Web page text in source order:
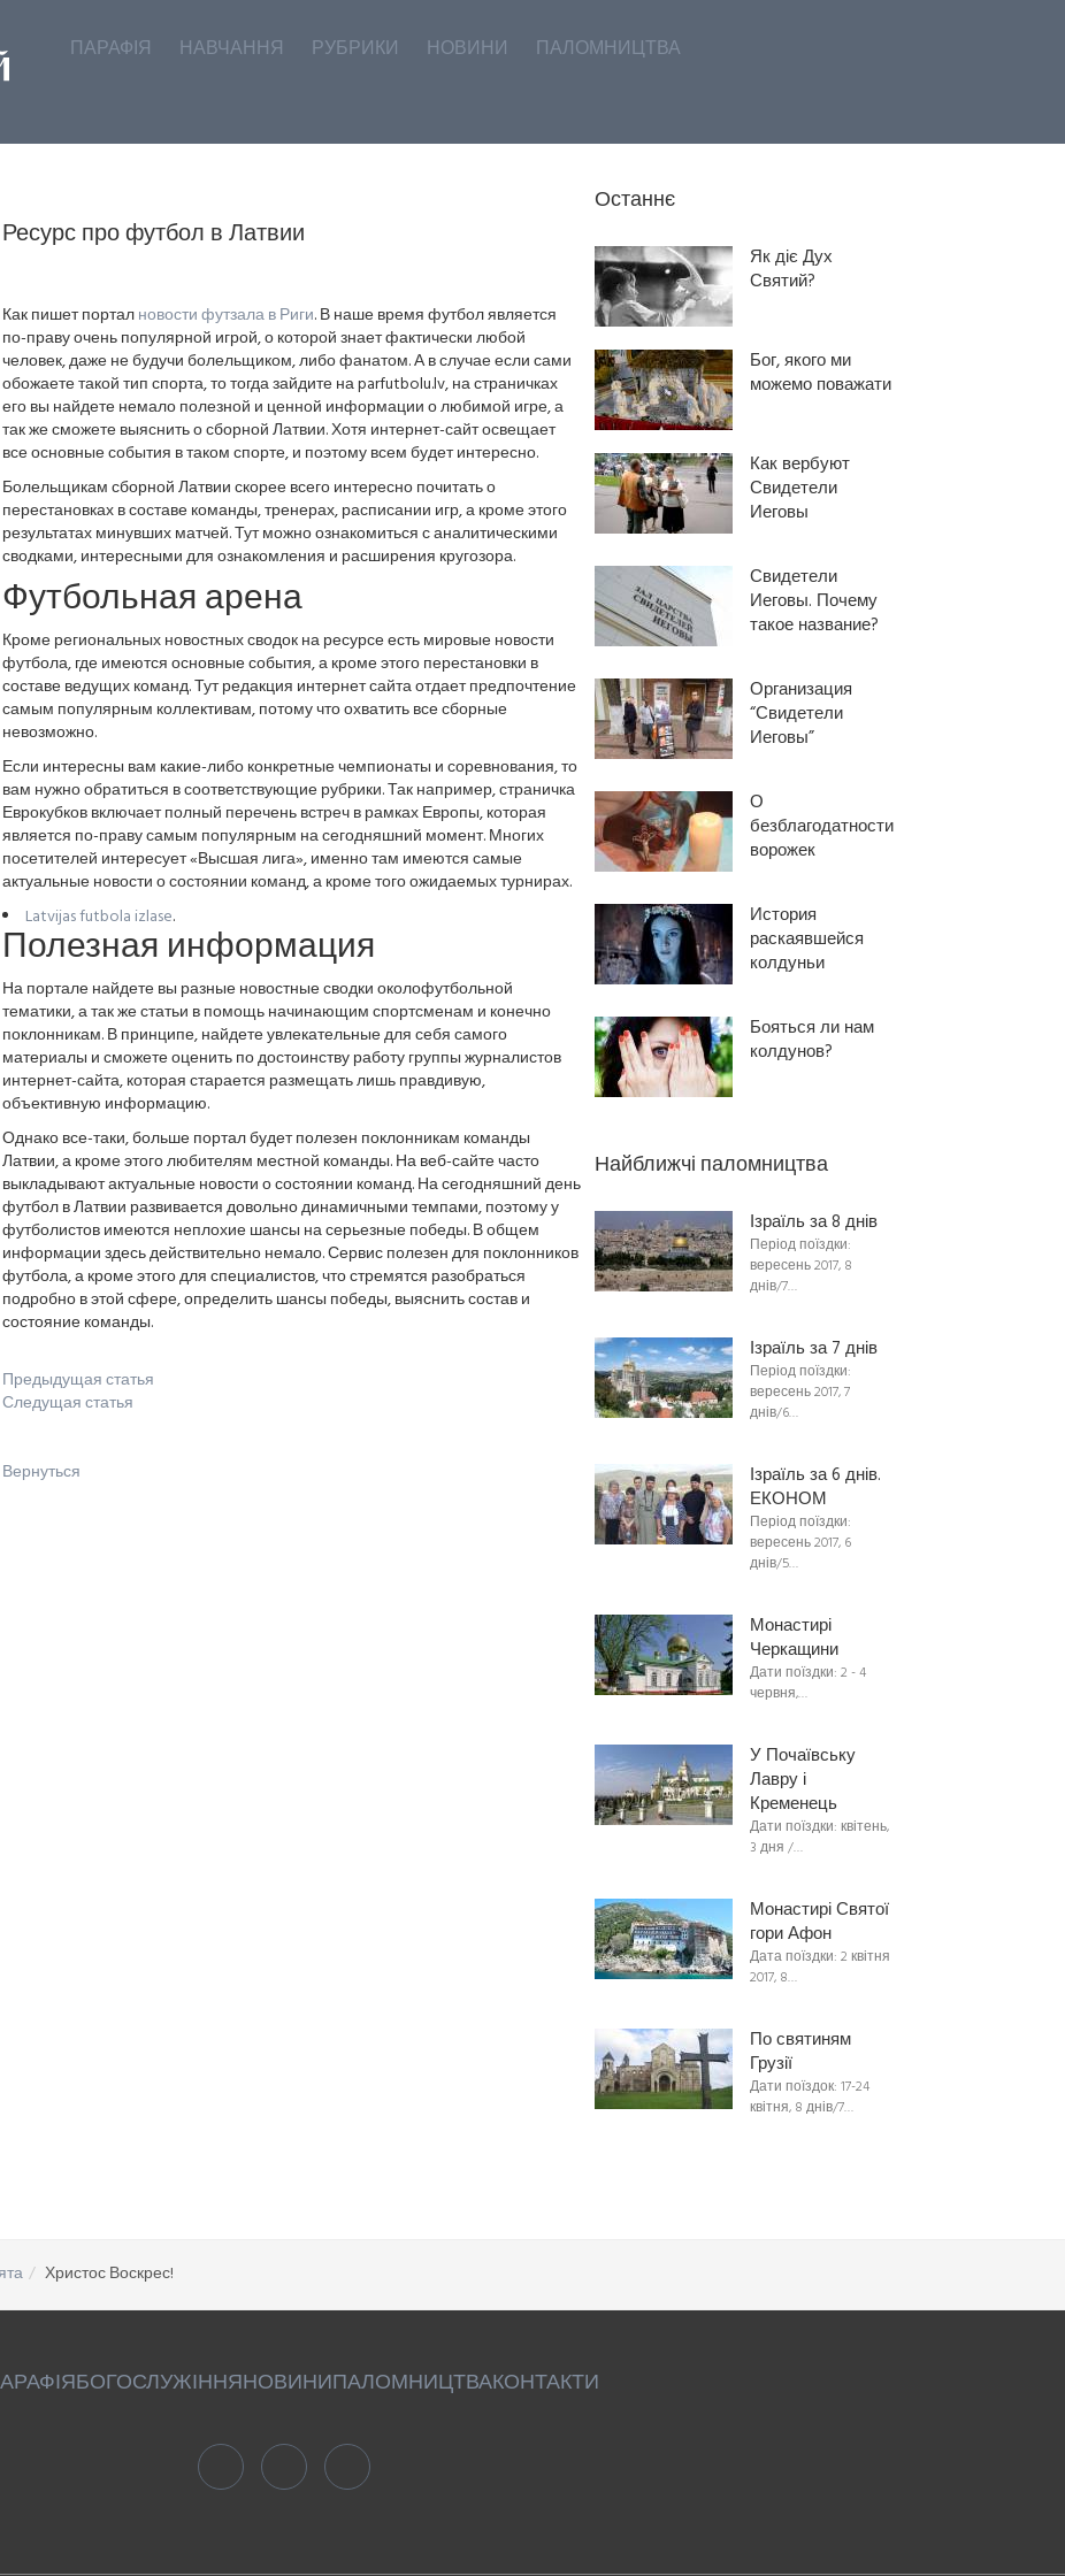
ПАРАФІЯ НАВЧАННЯ РУБРИКИ НОВИНИ ПАЛОМНИЦТВА
Ресурс про футбол в Латвии
Как пишет порталновости футзала в Риги. В наше время футбол является
по-праву очень популярной игрой, о которой знает фактически любой
человек, даже не будучи болельщиком, либо фанатом. А в случае если сами
обожаете такой тип спорта, то тогда зайдите на parfutbolu.lv, на страничках
его вы найдете немало полезной и ценной информации о любимой игре, а
так же сможете выяснить о сборной Латвии. Хотя интернет-сайт освещает
все основные события в таком спорте, и поэтому всем будет интересно.
Болельщикам сборной Латвии скорее всего интересно почитать о
перестановках в составе команды, тренерах, расписании игр, а кроме этого
результатах минувших матчей. Тут можно ознакомиться с аналитическими
сводками, интересными для ознакомления и расширения кругозора.
Футбольная арена
Кроме региональных новостных сводок на ресурсе есть мировые новости
футбола, где имеются основные события, а кроме этого перестановки в
составе ведущих команд. Тут редакция интернет сайта отдает предпочтение
самым популярным коллективам, потому что охватить все сборные
невозможно.
Если интересны вам какие-либо конкретные чемпионаты и соревнования, то
вам нужно обратиться в соответствующие рубрики. Так например, страничка
Еврокубков включает полный перечень встреч в рамках Европы, которая
является по-праву самым популярным на сегодняшний момент. Многих
посетителей интересует «Высшая лига», именно там имеются самые
актуальные новости о состоянии команд, а кроме того ожидаемых турнирах.
Latvijas futbola izlase.
Полезная информация
На портале найдете вы разные новостные сводки околофутбольной
тематики, а так же статьи в помощь начинающим спортсменам и конечно
поклонникам. В принципе, найдете увлекательные для себя самого
материалы и сможете оценить по достоинству работу группы журналистов
интернет-сайта, которая старается размещать лишь правдивую,
объективную информацию.
Однако все-таки, больше портал будет полезен поклонникам команды
Латвии, а кроме этого любителям местной команды. На веб-сайте часто
выкладывают актуальные новости о состоянии команд. На сегодняшний день
футбол в Латвии развивается довольно динамичными темпами, поэтому у
футболистов имеются неплохие шансы на серьезные победы. В общем
информации здесь действительно немало. Сервис полезен для поклонников
футбола, а кроме этого для специалистов, что стремятся разобраться
подробно в этой сфере, определить шансы победы, выяснить состав и
состояние команды.
Предыдущая статья
Следущая статья
Вернуться
Останнє
Як діє Дух
Святий?
Бог, якого ми
можемо поважати
Как вербуют
Свидетели
Иеговы
Свидетели
Иеговы. Почему
такое название?
Организация
“Свидетели
Иеговы”
О
безблагодатности
ворожек
История
раскаявшейся
колдуньи
Бояться ли нам
колдунов?
Найближчі паломництва
Ізраїль за 8 днів
Період поїздки:
вересень 2017, 8
днів/7…
Ізраїль за 7 днів
Період поїздки:
вересень 2017, 7
днів/6…
Ізраїль за 6 днів.
ЕКОНОМ
Період поїздки:
вересень 2017, 6
днів/5…
Монастирі
Черкащини
Дати поїздки: 2 - 4
червня,…
У Почаївську
Лавру і
Кременець
Дати поїздки: квітень,
3 дня /…
Монастирі Святої
гори Афон
Дата поїздки: 2 квітня
2017, 8…
По святиням
Грузії
Дати поїздок: 17-24
квітня, 8 днів/7…
Христос Воскрес!
БОГОСЛУЖІННЯНОВИНИПАЛОМНИЦТВАКОНТАКТИ